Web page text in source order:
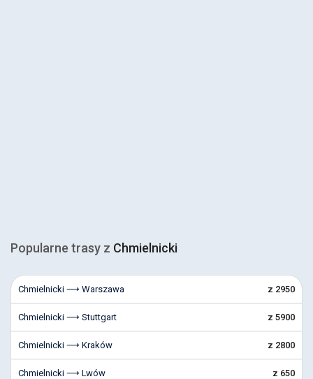
Popularne trasy z Chmielnicki
Chmielnicki ⟶ Warszawa z 2950
Chmielnicki ⟶ Stuttgart z 5900
Chmielnicki ⟶ Kraków z 2800
Chmielnicki ⟶ Lwów z 650